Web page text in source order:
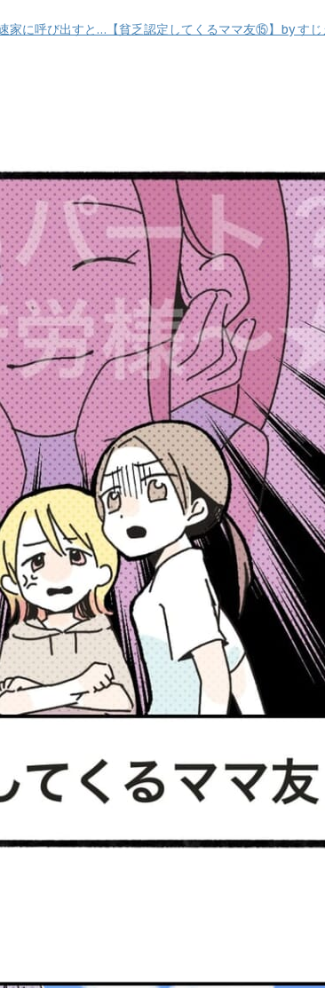
家に呼び出すと…【貧乏認定してくるママ友⑮】by すじ